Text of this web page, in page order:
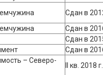
Сдан в
Сдан в
Сдан в
Сдан в
– Северо-
II кв. 2018 г.